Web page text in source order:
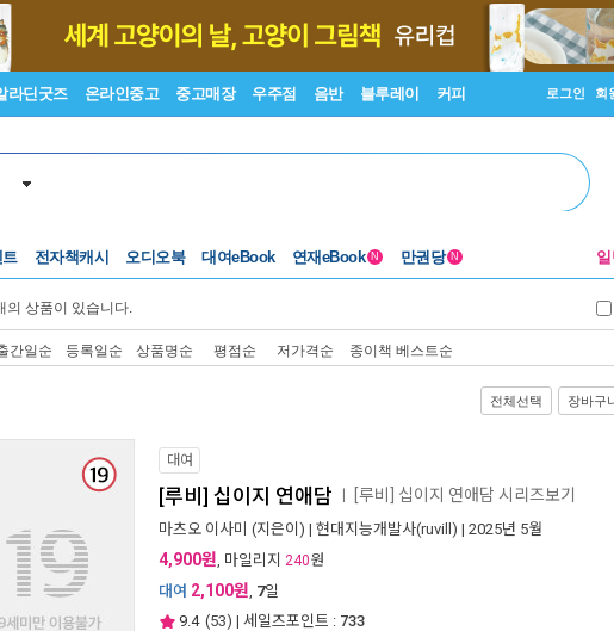
라딘굿즈 온라인중고 중고매장 우주점 음반 블루레이 커피 로그인 회
트 전자책캐시 오디오북 대여eBook 연재eBook N 만권당 N
의 상품이 있습니다.
간일순 등록일순 상품명순 평점순 저가격순 종이책 베스트순
전체선택 장바구
대여
[루비] 십이지 연애담 [루비] 십이지 연애담 시리즈보기
마츠오 이사미 (지은이) | 현대지능개발사(ruvill) | 2025년 5월
4,900원, 마일리지 240원
대여 2,100원, 7일
9.4 (53) | 세일즈포인트 : 733